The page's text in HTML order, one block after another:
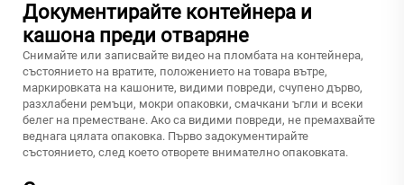
Документирайте контейнера и
кашона преди отваряне
Снимайте или записвайте видео на пломбата на контейнера,
състоянието на вратите, положението на товара вътре,
маркировката на кашоните, видими повреди, счупено дърво,
разхлабени ремъци, мокри опаковки, смачкани ъгли и всеки
белег на преместване. Ако са видими повреди, не премахвайте
веднага цялата опаковка. Първо задокументирайте
състоянието, след което отворете внимателно опаковката.